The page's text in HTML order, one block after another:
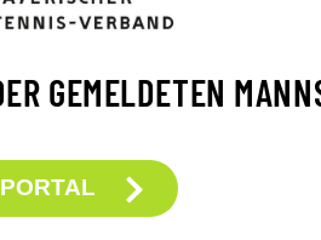
GEMELDETEN